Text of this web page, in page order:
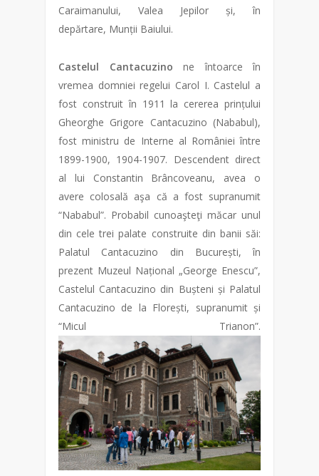
Caraimanului, Valea Jepilor și, în
depărtare, Munții Baiului.
Castelul Cantacuzino ne întoarce în
vremea domniei regelui Carol I. Castelul a
fost construit în 1911 la cererea prințului
Gheorghe Grigore Cantacuzino (Nababul),
fost ministru de Interne al României între
1899-1900, 1904-1907. Descendent direct
al lui Constantin Brâncoveanu, avea o
avere colosală aşa că a fost supranumit
“Nababul”. Probabil cunoaşteţi măcar unul
din cele trei palate construite din banii săi:
Palatul Cantacuzino din București, în
prezent Muzeul Național „George Enescu”,
Castelul Cantacuzino din Bușteni și Palatul
Cantacuzino de la Florești, supranumit și
“Micul Trianon”.